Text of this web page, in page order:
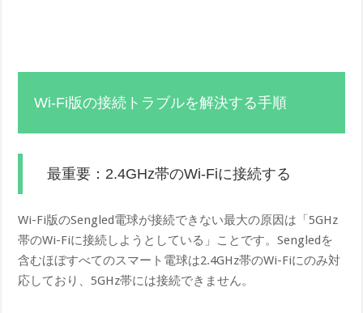
Wi-Fi版の接続トラブルを解決する手順
最重要：2.4GHz帯のWi-Fiに接続する
Wi-Fi版のSengled電球が接続できない最大の原因は「5GHz
帯のWi-Fiに接続しようとしている」ことです。Sengledを
含むほぼすべてのスマート電球は2.4GHz帯のWi-Fiにのみ対
応しており、5GHz帯には接続できません。